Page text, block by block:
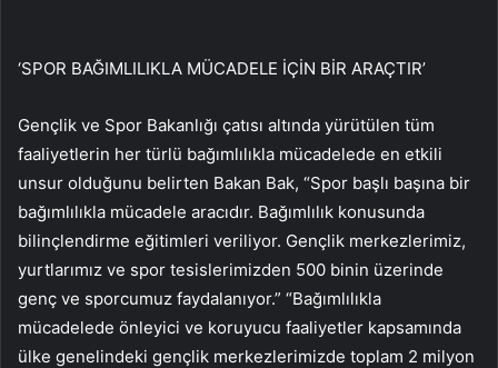
‘SPOR BAĞIMLILIKLA MÜCADELE İÇİN BİR ARAÇTIR’
Gençlik ve Spor Bakanlığı çatısı altında yürütülen tüm
faaliyetlerin her türlü bağımlılıkla mücadelede en etkili
unsur olduğunu belirten Bakan Bak, “Spor başlı başına bir
bağımlılıkla mücadele aracıdır. Bağımlılık konusunda
bilinçlendirme eğitimleri veriliyor. Gençlik merkezlerimiz,
yurtlarımız ve spor tesislerimizden 500 binin üzerinde
genç ve sporcumuz faydalanıyor.” “Bağımlılıkla
mücadelede önleyici ve koruyucu faaliyetler kapsamında
ülke genelindeki gençlik merkezlerimizde toplam 2 milyon